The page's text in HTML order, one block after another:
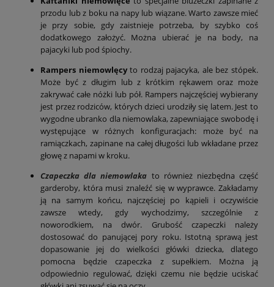
przodu lub z boku na napy lub wiązane. Warto zawsze mieć
je przy sobie, gdy zaistnieje potrzeba, by szybko coś
dodatkowego założyć. Można ubierać je na body, na
pajacyki lub pod śpiochy.
Rampers niemowlęcyto rodzaj pajacyka, ale bez stópek.
Może być z długim lub z krótkim rękawem oraz może
zakrywać całe nóżki lub pół. Rampers najczęściej wybierany
jest przez rodziców, których dzieci urodziły się latem. Jest to
wygodne ubranko dla niemowlaka, zapewniające swobodę i
występujące w różnych konfiguracjach: może być na
ramiączkach, zapinane na całej długości lub wkładane przez
głowę z napami w kroku.
Czapeczka dla niemowlaka to również niezbędna część
garderoby, która musi znaleźć się w wyprawce. Zakładamy
ją na samym końcu, najczęściej po kąpieli i oczywiście
zawsze wtedy, gdy wychodzimy, szczególnie z
noworodkiem, na dwór. Grubość czapeczki należy
dostosować do panującej pory roku. Istotną sprawą jest
dopasowanie jej do wielkości główki dziecka, dlatego
pomocna będzie czapeczka z supełkiem. Można ją
odpowiednio regulować, dzięki czemu nie będzie uciskać